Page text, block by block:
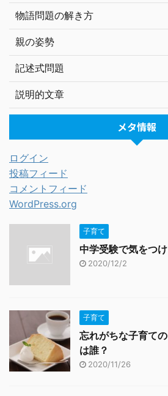
物語問題の解き方
親の姿勢
記述式問題
説明的文章
メタ情報
ログイン
投稿フィード
コメントフィード
WordPress.org
子育て
中学受験で気をつ
2020/12/2
子育て
忘れがちな子育て
は誰？
2020/11/26